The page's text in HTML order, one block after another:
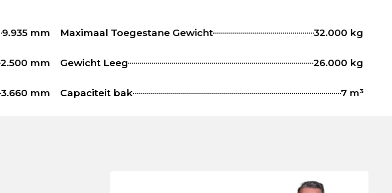
9.935 mm
2.500 mm
3.660 mm
Maximaal Toegestane Gewicht 32.000 kg
Gewicht Leeg 26.000 kg
Capaciteit bak 7 m³